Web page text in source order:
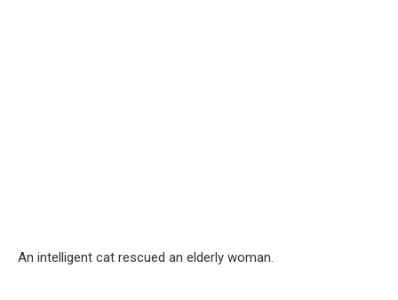
An intelligent cat rescued an elderly woman.